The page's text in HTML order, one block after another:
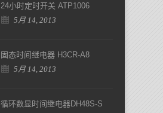
24小时定时开关 ATP1006
5月 14, 2013
固态时间继电器 H3CR-A8
5月 14, 2013
循环数显时间继电器DH48S-S